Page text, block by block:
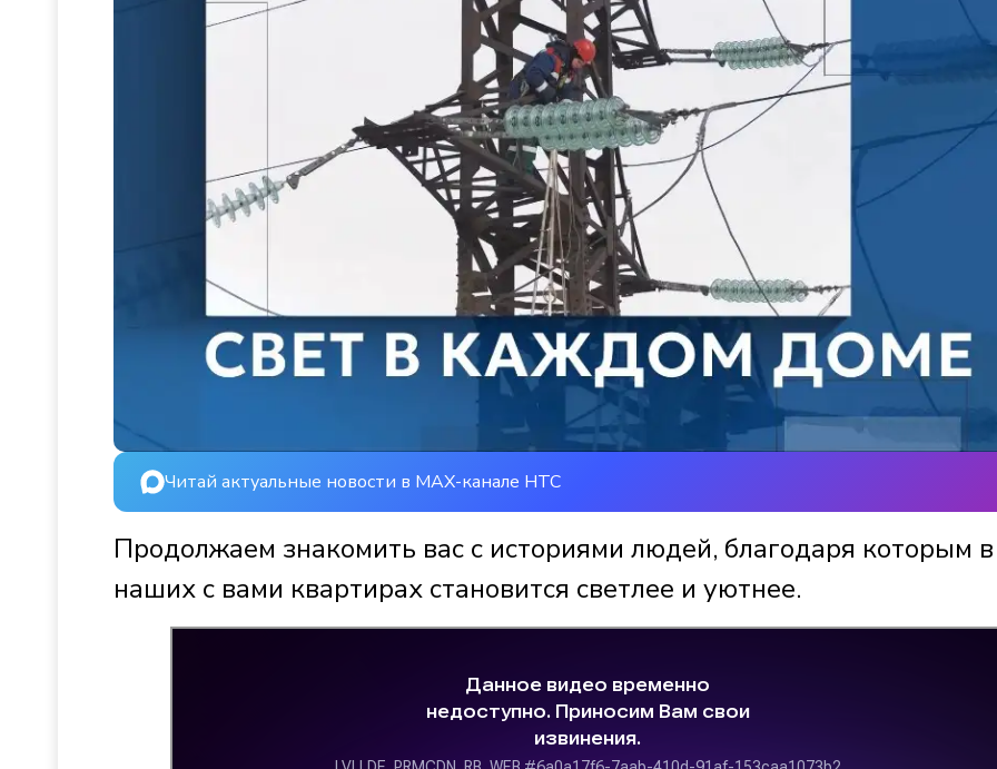
Читай актуальные новости в MAX-канале НТС
Продолжаем знакомить вас с историями людей, благодаря которым в
наших с вами квартирах становится светлее и уютнее.